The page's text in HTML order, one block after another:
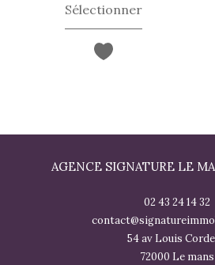
Sélectionner
AGENCE SIGNATURE LE
02 43 24 14 32
54 av Louis
72000
le mans